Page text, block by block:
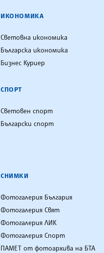
ИКОНОМИКА
Световна икономика
Българска икономика
Бизнес Куриер
СПОРТ
Световен спорт
Български спорт
СНИМКИ
Фотогалерия България
Фотогалерия Свят
Фотогалерия ЛИК
Фотогалерия Спорт
ПАМЕТ от фотоархива на БТА